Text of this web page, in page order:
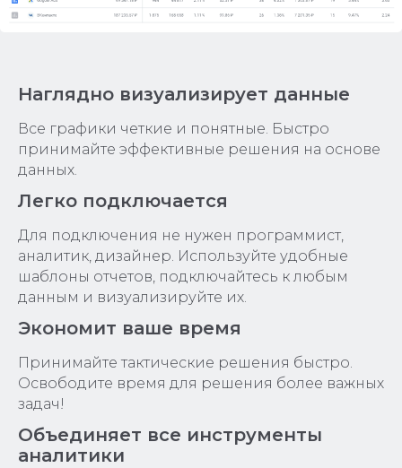
Наглядно визуализирует данные
Все графики четкие и понятные. Быстро
принимайте эффективные решения на основе
данных.
Легко подключается
Для подключения не нужен программист,
аналитик, дизайнер. Используйте удобные
шаблоны отчетов, подключайтесь к любым
данным и визуализируйте их.
Экономит ваше время
Принимайте тактические решения быстро.
Освободите время для решения более важных
задач!
Объединяет все инструменты
аналитики